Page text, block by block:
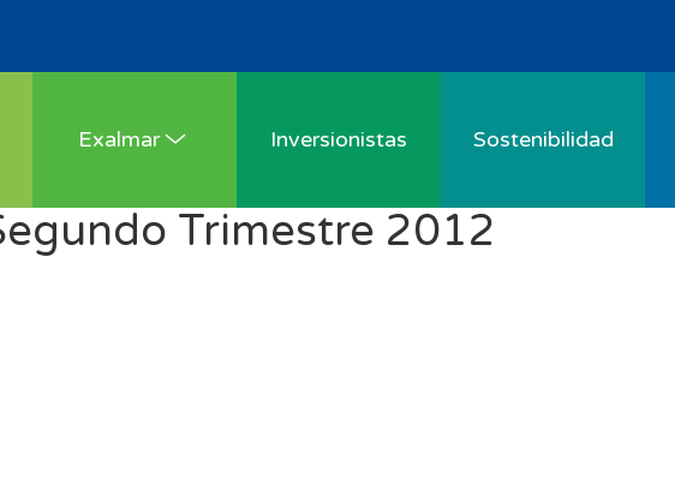
Exalmar Inversionistas Sostenibilidad
Trimestre 2012